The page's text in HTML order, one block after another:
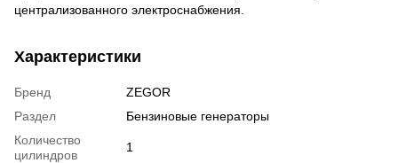
централизованного электроснабжения.
Характеристики
Бренд
ZEGOR
Раздел
Бензиновые генераторы
Количество
цилиндров
1